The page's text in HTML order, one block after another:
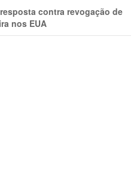
contra revogação de
nos EUA